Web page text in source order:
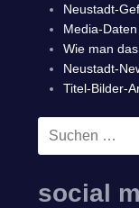
Neustadt-
Media-
Wie man
Neustadt-
Titel-Bilder-
Suchen
social